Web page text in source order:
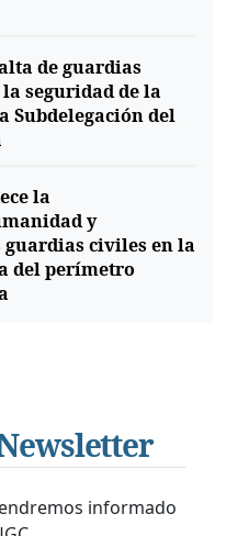
de guardias
seguridad de la
Subdelegación del
la
y
civiles en la
del perímetro
informado